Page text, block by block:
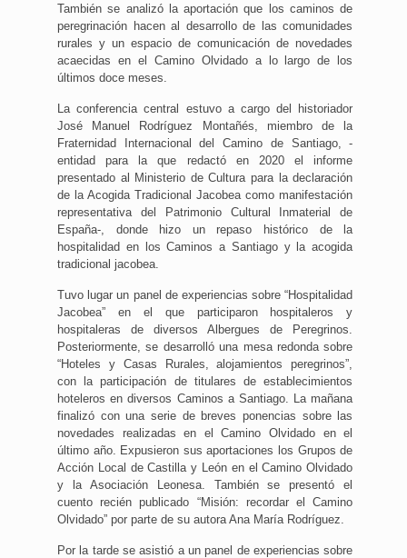
También se analizó la aportación que los caminos de
peregrinación hacen al desarrollo de las comunidades
rurales y un espacio de comunicación de novedades
acaecidas en el Camino Olvidado a lo largo de los
últimos doce meses.
La conferencia central estuvo a cargo del historiador
José Manuel Rodríguez Montañés, miembro de la
Fraternidad Internacional del Camino de Santiago, -
entidad para la que redactó en 2020 el informe
presentado al Ministerio de Cultura para la declaración
de la Acogida Tradicional Jacobea como manifestación
representativa del Patrimonio Cultural Inmaterial de
España-, donde hizo un repaso histórico de la
hospitalidad en los Caminos a Santiago y la acogida
tradicional jacobea.
Tuvo lugar un panel de experiencias sobre “Hospitalidad
Jacobea” en el que participaron hospitaleros y
hospitaleras de diversos Albergues de Peregrinos.
Posteriormente, se desarrolló una mesa redonda sobre
“Hoteles y Casas Rurales, alojamientos peregrinos”,
con la participación de titulares de establecimientos
hoteleros en diversos Caminos a Santiago. La mañana
finalizó con una serie de breves ponencias sobre las
novedades realizadas en el Camino Olvidado en el
último año. Expusieron sus aportaciones los Grupos de
Acción Local de Castilla y León en el Camino Olvidado
y la Asociación Leonesa. También se presentó el
cuento recién publicado “Misión: recordar el Camino
Olvidado” por parte de su autora Ana María Rodríguez.
Por la tarde se asistió a un panel de experiencias sobre